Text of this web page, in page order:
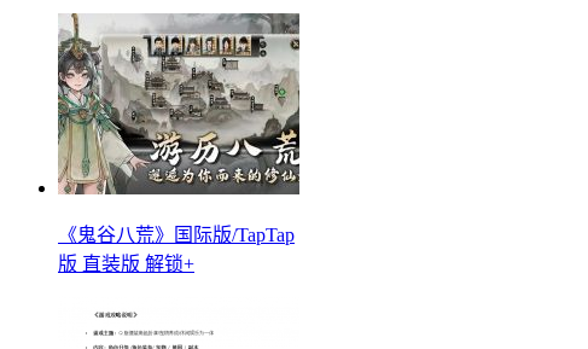
《鬼谷八荒》国际版/TapTap
版 直装版 解锁+